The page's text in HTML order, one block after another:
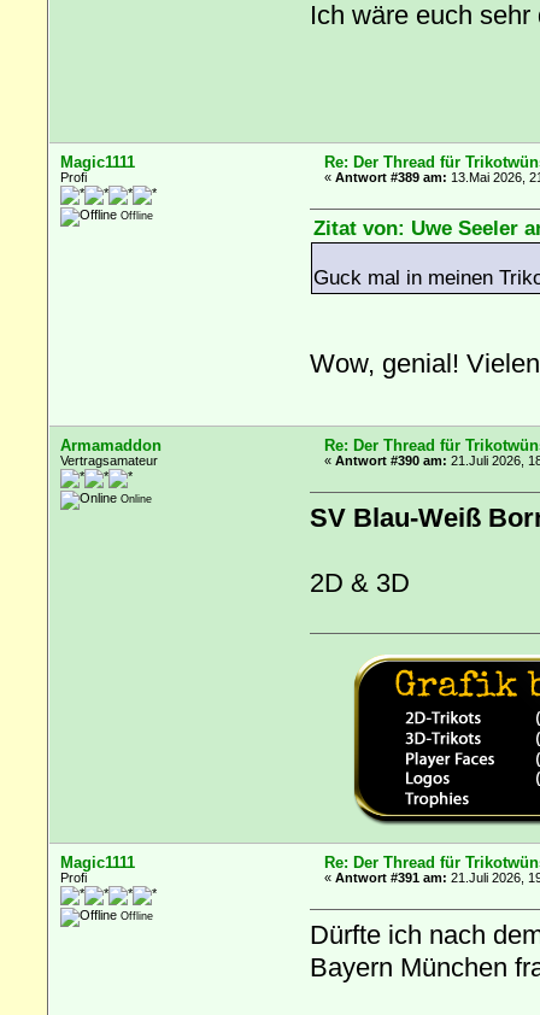
Ich wäre euch
Magic1111
Profi
Offline
Re: Der Thread für
«Antwort #389 am: 13.Mai 2026,
Zitat von: Uwe Seeler
Guck mal in meinen
Wow, genial!
Armamaddon
Vertragsamateur
Online
Re: Der Thread für
«Antwort #390 am: 21.Juli 2026,
SV Blau-Weiß
2D & 3D
Magic1111
Profi
Offline
Re: Der Thread für
«Antwort #391 am: 21.Juli 2026,
Dürfte ich nach
Bayern München